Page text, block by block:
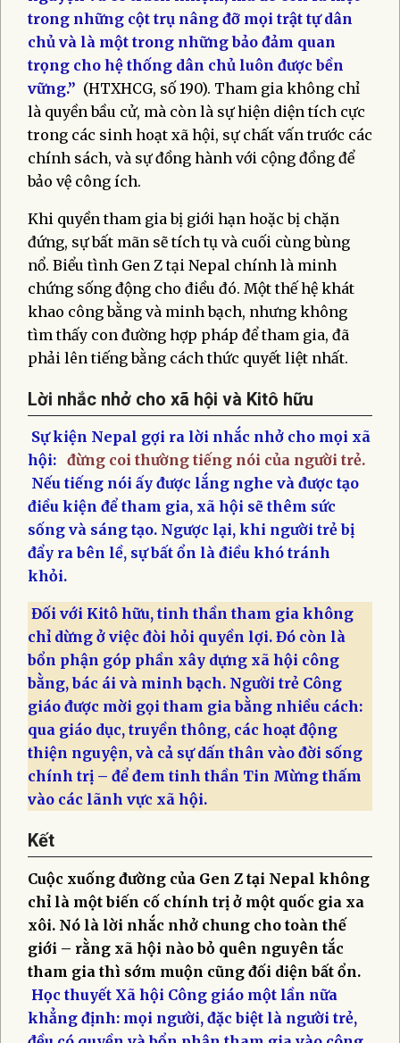
trong những cột trụ nâng đỡ mọi trật tự dân
chủ và là một trong những bảo đảm quan
trọng cho hệ thống dân chủ luôn được bền
vững.” (HTXHCG, số 190). Tham gia không chỉ
là quyền bầu cử, mà còn là sự hiện diện tích cực
trong các sinh hoạt xã hội, sự chất vấn trước các
chính sách, và sự đồng hành với cộng đồng để
bảo vệ công ích.
Khi quyền tham gia bị giới hạn hoặc bị chặn
đứng, sự bất mãn sẽ tích tụ và cuối cùng bùng
nổ. Biểu tình Gen Z tại Nepal chính là minh
chứng sống động cho điều đó. Một thế hệ khát
khao công bằng và minh bạch, nhưng không
tìm thấy con đường hợp pháp để tham gia, đã
phải lên tiếng bằng cách thức quyết liệt nhất.
Lời nhắc nhở cho xã hội và Kitô hữu​
Sự kiện Nepal gợi ra lời nhắc nhở cho mọi xã
hội: đừng coi thường tiếng nói của người trẻ.
Nếu tiếng nói ấy được lắng nghe và được tạo
điều kiện để tham gia, xã hội sẽ thêm sức
sống và sáng tạo. Ngược lại, khi người trẻ bị
đẩy ra bên lề, sự bất ổn là điều khó tránh
khỏi.
Đối với Kitô hữu, tinh thần tham gia không
chỉ dừng ở việc đòi hỏi quyền lợi. Đó còn là
bổn phận góp phần xây dựng xã hội công
bằng, bác ái và minh bạch. Người trẻ Công
giáo được mời gọi tham gia bằng nhiều cách:
qua giáo dục, truyền thông, các hoạt động
thiện nguyện, và cả sự dấn thân vào đời sống
chính trị – để đem tinh thần Tin Mừng thấm
vào các lãnh vực xã hội.
Kết​
Cuộc xuống đường của Gen Z tại Nepal không
chỉ là một biến cố chính trị ở một quốc gia xa
xôi. Nó là lời nhắc nhở chung cho toàn thế
giới – rằng xã hội nào bỏ quên nguyên tắc
tham gia thì sớm muộn cũng đối diện bất ổn.
Học thuyết Xã hội Công giáo một lần nữa
khẳng định: mọi người, đặc biệt là người trẻ,